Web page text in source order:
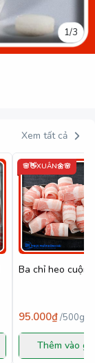
1/3
Xem tất cả
🌸👋XUÂN🌼🌸
Ba chỉ heo cuộn
95.000₫/500g
Thêm vào giỏ